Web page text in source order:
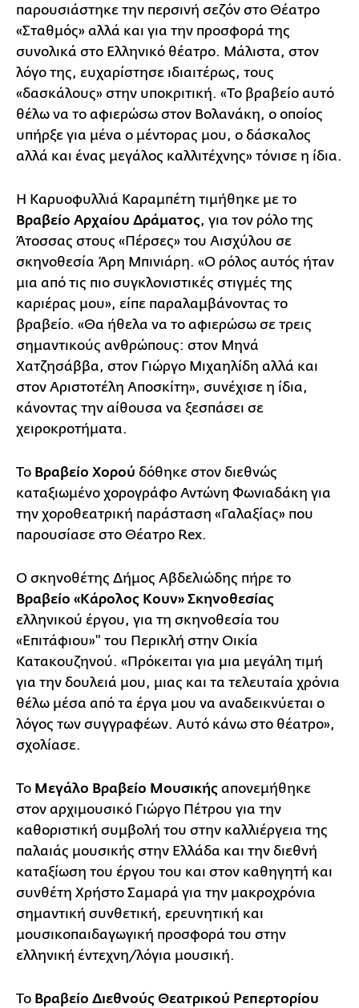
παρουσιάστηκε την περσινή σεζόν στο Θέατρο
«Σταθμός» αλλά και για την προσφορά της
συνολικά στο Ελληνικό θέατρο. Μάλιστα, στον
λόγο της, ευχαρίστησε ιδιαιτέρως, τους
«δασκάλους» στην υποκριτική. «Το βραβείο αυτό
θέλω να το αφιερώσω στον Βολανάκη, ο οποίος
υπήρξε για μένα ο μέντορας μου, ο δάσκαλος
αλλά και ένας μεγάλος καλλιτέχνης» τόνισε η ίδια.
Η Καρυοφυλλιά Καραμπέτη τιμήθηκε με το
Βραβείο Αρχαίου Δράματος, για τον ρόλο της
Άτοσσας στους «Πέρσες» του Αισχύλου σε
σκηνοθεσία Άρη Μπινιάρη. «Ο ρόλος αυτός ήταν
μια από τις πιο συγκλονιστικές στιγμές της
καριέρας μου», είπε παραλαμβάνοντας το
βραβείο. «Θα ήθελα να το αφιερώσω σε τρεις
σημαντικούς ανθρώπους: στον Μηνά
Χατζησάββα, στον Γιώργο Μιχαηλίδη αλλά και
στον Αριστοτέλη Αποσκίτη», συνέχισε η ίδια,
κάνοντας την αίθουσα να ξεσπάσει σε
χειροκροτήματα.
Το Βραβείο Χορού δόθηκε στον διεθνώς
καταξιωμένο χορογράφο Αντώνη Φωνιαδάκη για
την χοροθεατρική παράσταση «Γαλαξίας» που
παρουσίασε στο Θέατρο Rex.
Ο σκηνοθέτης Δήμος Αβδελιώδης πήρε το
Βραβείο «Κάρολος Κουν» Σκηνοθεσίας
ελληνικού έργου, για τη σκηνοθεσία του
«Επιτάφιου»" του Περικλή στην Οικία
Κατακουζηνού. «Πρόκειται για μια μεγάλη τιμή
για την δουλειά μου, μιας και τα τελευταία χρόνια
θέλω μέσα από τα έργα μου να αναδεικνύεται ο
λόγος των συγγραφέων. Αυτό κάνω στο θέατρο»,
σχολίασε.
Το Μεγάλο Βραβείο Μουσικής απονεμήθηκε
στον αρχιμουσικό Γιώργο Πέτρου για την
καθοριστική συμβολή του στην καλλιέργεια της
παλαιάς μουσικής στην Ελλάδα και την διεθνή
καταξίωση του έργου του και στον καθηγητή και
συνθέτη Χρήστο Σαμαρά για την μακροχρόνια
σημαντική συνθετική, ερευνητική και
μουσικοπαιδαγωγική προσφορά του στην
ελληνική έντεχνη/λόγια μουσική.
Το Βραβείο Διεθνούς Θεατρικού Ρεπερτορίου